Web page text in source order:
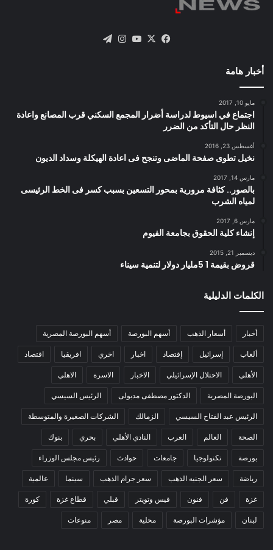
فيسبوك
X يوتيوبانستقرام
أخبار هامة
مايو 10, 2017
اجتماع في اسيوط لدراسة أضرار المجمع السكني قرب المصانع واعادة
النظر حال التأكد من الضرر
أغسطس 23, 2016
نخيل تطوى صفحة الماضى وتنجح فى اعادة الهيكلة وسداد الديون
مارس 14, 2017
بالصور.. كثافة مرورية بمحور التسعين بسبب كسر فى الخط الرئيسى
لمياه الشرب
مارس 6, 2017
إنشاء كلية الحقوق بجامعة الفيوم
ديسمبر 21, 2015
قروض بقيمة 1 5مليار دولار لتنمية سيناء
الكلمات الدليلية
أخبار أسعار الذهب أسهم البورصة أسهم البورصة المصرية
ألعاب إسرائيل إقتصاد اخبار اخري افريقيا اقتصاد
الأهلي الاحتلال الإسرائيلي الاخبار الاسرة الاهلي
البورصة المصرية الدكتور مصطفى مدبولى الرئيس السيسي
الرئيس عبد الفتاح السيسي الزمالك الشركات الصغيرة والمتوسطة
الصحة العالم العرب النادي الأهلي بحري بنوك
بورصة تكنولوجيا جامعات حوادث رئيس مجلس الوزراء
رياضة سعر الجنيه الذهب سعر جرام الذهب سينما عالمية
غزة فن فنون فيس وتويتر قبلي قطاع غزة كورة
لبنان مؤشرات البورصة محلية مصر منوعات